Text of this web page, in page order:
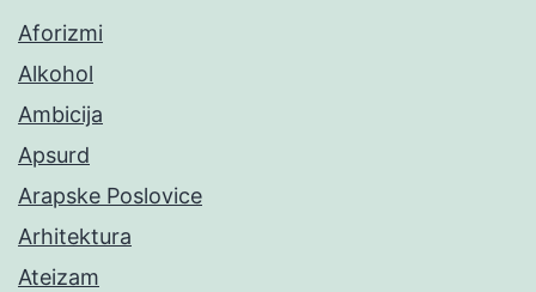
Aforizmi
Alkohol
Ambicija
Apsurd
Arapske Poslovice
Arhitektura
Ateizam